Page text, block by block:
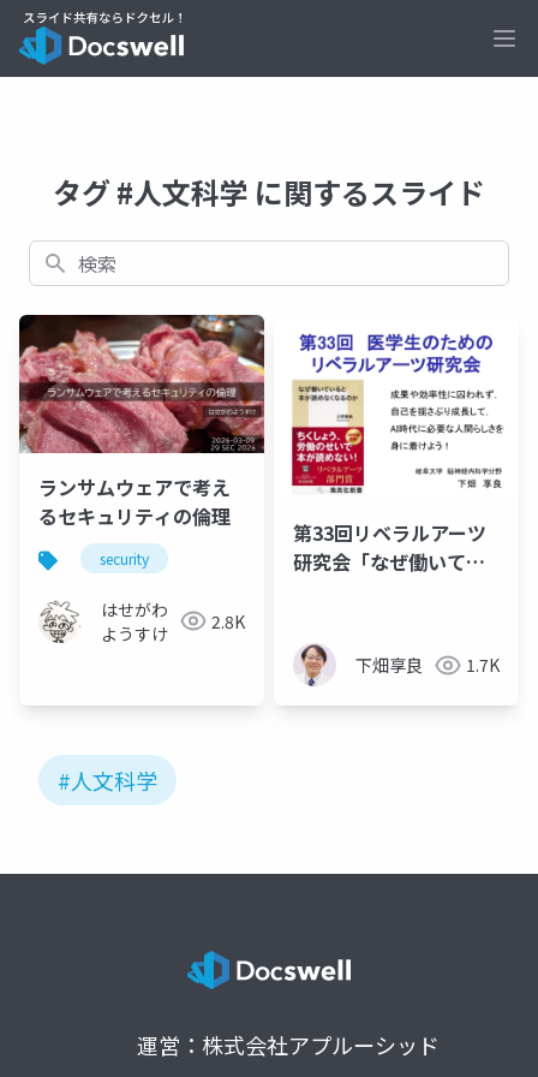
タグ #人文科学 に関するスライド
検索
ランサムウェアで考え
るセキュリティの倫理
security
はせがわ
ようすけ
2.8K
第33回リベラルアーツ
研究会「なぜ働いてい
下畑享良 1.7K
#人文科学
運営：株式会社アプルーシッド